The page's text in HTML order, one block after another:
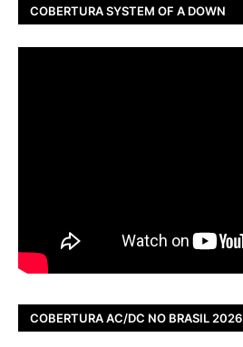
COBERTURA SYSTEM OF A DOWN
COBERTURA AC/DC NO BRASIL 2026